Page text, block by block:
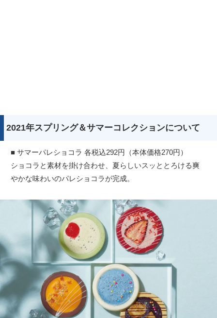
2021年スプリング＆サマーコレクションについて
■ サマーパレショコラ 各税込292円（本体価格270円）
ショコラと素材を掛け合わせ、夏らしいスッととろける爽
やかな味わいのパレショコラが完成。